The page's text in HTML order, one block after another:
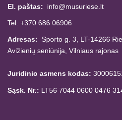
El. paštas: info@musuriese.lt
Tel. +370 686 06906
Adresas: Sporto g. 3, LT-14266
Avižienių seniūnija, Vilniaus rajonas
Juridinio asmens kodas:
Sąsk. Nr.: LT56 7044 0600 0476